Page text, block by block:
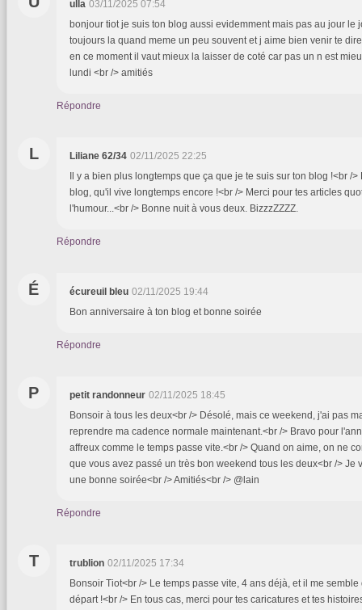
ulla 03/11/2025 07:54
bonjour tiot je suis ton blog aussi evidemment mais pas au jour le
toujours la quand meme un peu souvent et j aime bien venir te
en ce moment il vaut mieux la laisser de coté car pas un n est
lundi <br /> amitiés
Répondre
L Liliane 62/34 02/11/2025 22:25
Il y a bien plus longtemps que ça que je te suis sur ton blog !<br /
blog, qu'il vive longtemps encore !<br /> Merci pour tes articles
l'humour...<br /> Bonne nuit à vous deux. BizzzZZZZ.
Répondre
É écureuil bleu 02/11/2025 19:44
Bon anniversaire à ton blog et bonne soirée
Répondre
P petit randonneur 02/11/2025 18:45
Bonsoir à tous les deux<br /> Désolé, mais ce weekend, j'ai pas
reprendre ma cadence normale maintenant.<br /> Bravo pour
affreux comme le temps passe vite.<br /> Quand on aime, on ne
que vous avez passé un très bon weekend tous les deux<br /> Je
une bonne soirée<br /> Amitiés<br /> @lain
Répondre
T trublion 02/11/2025 17:34
Bonsoir Tiot<br /> Le temps passe vite, 4 ans déjà, et il me
départ !<br /> En tous cas, merci pour tes caricatures et tes